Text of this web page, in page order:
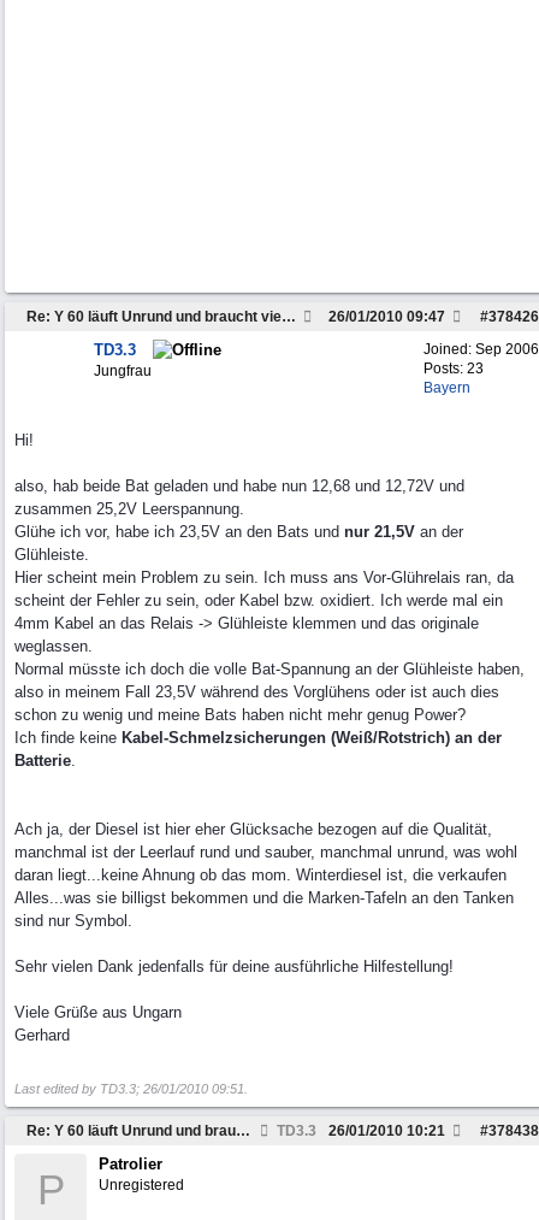
Re: Y 60 läuft Unrund und braucht viel Sprit #378426
26/01/2010 09:47
Joined: Sep 2006
Posts: 23
Bayern
TD3.3
Jungfrau
Hi!
also, hab beide Bat geladen und habe nun 12,68 und 12,72V und
zusammen 25,2V Leerspannung.
Glühe ich vor, habe ich 23,5V an den Bats und nur 21,5V an der
Glühleiste.
Hier scheint mein Problem zu sein. Ich muss ans Vor-Glührelais ran, da
scheint der Fehler zu sein, oder Kabel bzw. oxidiert. Ich werde mal ein
4mm Kabel an das Relais -> Glühleiste klemmen und das originale
weglassen.
Normal müsste ich doch die volle Bat-Spannung an der Glühleiste haben,
also in meinem Fall 23,5V während des Vorglühens oder ist auch dies
schon zu wenig und meine Bats haben nicht mehr genug Power?
Ich finde keine Kabel-Schmelzsicherungen (Weiß/Rotstrich) an der
Batterie.
Ach ja, der Diesel ist hier eher Glücksache bezogen auf die Qualität,
manchmal ist der Leerlauf rund und sauber, manchmal unrund, was wohl
daran liegt...keine Ahnung ob das mom. Winterdiesel ist, die verkaufen
Alles...was sie billigst bekommen und die Marken-Tafeln an den Tanken
sind nur Symbol.
Sehr vielen Dank jedenfalls für deine ausführliche Hilfestellung!
Viele Grüße aus Ungarn
Gerhard
Last edited by TD3.3; 26/01/2010 09:51
Re: Y 60 läuft Unrund und braucht viel Sprit TD3.3 #378438
26/01/2010 10:21
P
Patrolier
Unregistered